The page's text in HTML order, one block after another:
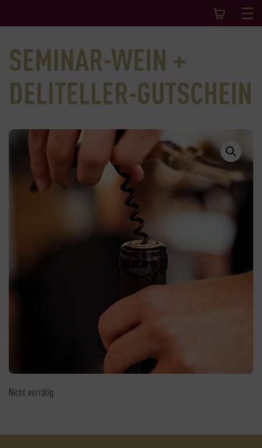
SEMINAR-WEIN +
DELITELLER-GUTSCHEIN
Nicht vorrätig